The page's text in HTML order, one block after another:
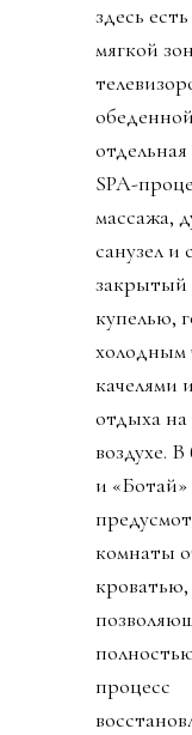
здесь
мягкой
SPA-
массажа,
санузел и
закрытый
купелью,
холодным
качелями
отдыха
воздухе.
и
комнаты
кроватью,
процесс